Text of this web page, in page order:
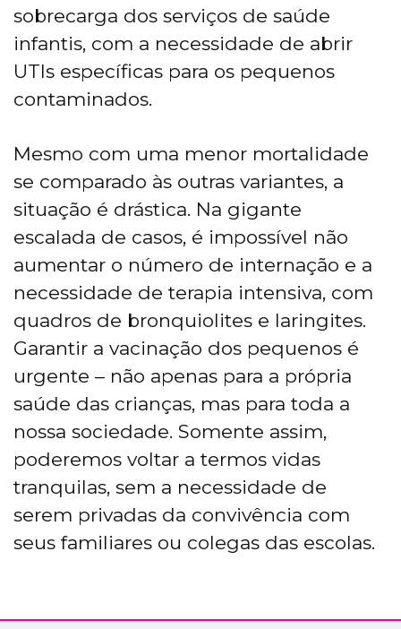
sobrecarga dos serviços de saúde
infantis, com a necessidade de abrir
UTIs específicas para os pequenos
contaminados.
Mesmo com uma menor mortalidade
se comparado às outras variantes, a
situação é drástica. Na gigante
escalada de casos, é impossível não
aumentar o número de internação e a
necessidade de terapia intensiva, com
quadros de bronquiolites e laringites.
Garantir a vacinação dos pequenos é
urgente – não apenas para a própria
saúde das crianças, mas para toda a
nossa sociedade. Somente assim,
poderemos voltar a termos vidas
tranquilas, sem a necessidade de
serem privadas da convivência com
seus familiares ou colegas das escolas.